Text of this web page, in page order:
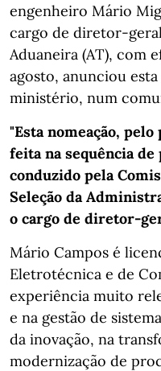
engenheiro Mário
cargo de diretor-
Aduaneira (AT), com
agosto, anunciou
ministério, num
"Esta nomeação,
feita na sequência
conduzido pela
Seleção da
o cargo de diretor-
Mário Campos é
Eletrotécnica e de
experiência muito
e na gestão de
da inovação, na
modernização de